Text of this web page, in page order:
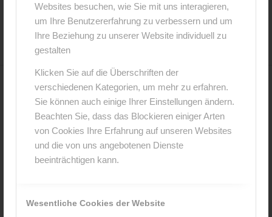
Websites besuchen, wie Sie mit uns interagieren,
um Ihre Benutzererfahrung zu verbessern und um
Ihre Beziehung zu unserer Website individuell zu
gestalten
Klicken Sie auf die Überschriften der
verschiedenen Kategorien, um mehr zu erfahren.
Sie können auch einige Ihrer Einstellungen ändern.
Beachten Sie, dass das Blockieren einiger Arten
von Cookies Ihre Erfahrung auf unseren Websites
und die von uns angebotenen Dienste
beeinträchtigen kann.
Wesentliche Cookies der Website
0
KOMMENTARE
Hinterlasse einen Kommentar
An der Diskussion beteiligen?